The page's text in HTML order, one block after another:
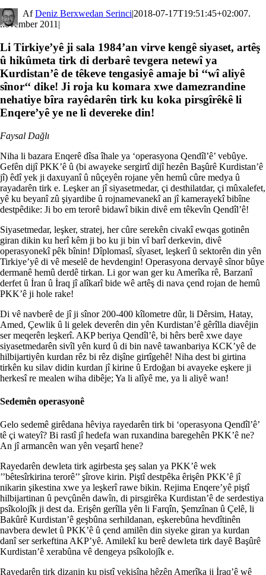
By Deniz Berxwedan Serinci|2018-07-17T19:51:45+02:007.
november 2011|
Li Tirkiye’yê ji sala 1984’an virve kengê siyaset, artêş
û hikûmeta tirk di derbarê tevgera netewî ya
Kurdistan’ê de têkeve tengasiyê amaje bi ‘‘wî aliyê
sînor‘‘ dike! Ji roja ku komara xwe damezrandine
nehatiye bîra rayêdarên tirk ku koka pirsgîrêkê li
Enqere’yê ye ne li devereke din!
Faysal Dağlı
Niha li bazara Enqerê dîsa îhale ya ‘operasyona Qendîl’ê’ vebûye.
Gefên dijî PKK’ê û (bi awayeke sergirtî dijî hezên Başûrê Kurdistan’ê
jî) êdî yek ji daxuyanî û nûçeyên rojane yên hemû cûre medya û
rayadarên tirk e. Leşker an jî siyasetmedar, çi desthilatdar, çi mûxalefet,
yê ku beyanî zû şiyardibe û rojnamevanekî an jî kamerayekî bibîne
destpêdike: Ji bo em terorê bidawî bikin divê em têkevîn Qendîl’ê!
Siyasetmedar, leşker, stratej, her cûre serekên civakî ewqas gotinên
giran dikin ku herî kêm ji bo ku ji bin vî barî derkevin, divê
operasyonekî pêk bînin! Dîplomasî, sîyaset, leşkerî û sektorên din yên
Tirkiye’yê di vê meselê de hevdengin! Operasyona dervayê sînor bûye
dermanê hemû derdê tirkan. Li gor wan ger ku Amerîka rê, Barzanî
derfet û İran û İraq jî alîkarî bide wê artêş di nava çend rojan de hemû
PKK’ê ji hole rake!
Di vê navberê de jî ji sînor 200-400 kîlometre dûr, li Dêrsim, Hatay,
Amed, Çewlik û li gelek deverên din yên Kurdistan’ê gêrîlla diavêjin
ser meqerên leşkerî. AKP beriya Qendîl’ê, bi hêrs berê xwe daye
siyasetmedarên sivîl yên kurd û di bin navê tawanbariya KCK’yê de
hilbijartiyên kurdan rêz bi rêz dişîne girtîgehê! Niha dest bi girtina
tirkên ku silav didin kurdan jî kirine û Erdoğan bi avayeke eşkere ji
herkesî re mealen wiha dibêje; Ya li alîyê me, ya li aliyê wan!
Sedemên operasyonê
Gelo sedemê girêdana hêviya rayedarên tirk bi ‘operasyona Qendîl’ê’
tê çi wateyî? Bi rastî jî hedefa wan ruxandina baregehên PKK’ê ne?
An jî armancên wan yên veşartî hene?
Rayedarên dewleta tirk agirbesta şeş salan ya PKK’ê wek
’’bêtesîrkirina terorê’’ şîrove kirin. Piştî destpêka êrişên PKK’ê jî
nikarin şikestina xwe ya leşkerî rawe bikin. Rejima Enqere’yê piştî
hilbijartinan û pevçûnên dawîn, di pirsgirêka Kurdistan’ê de serdestiya
psîkolojîk ji dest da. Erişên gerîlla yên li Farqîn, Şemzînan û Çelê, li
Bakûrê Kurdistan’ê geşbûna serhildanan, eşkerebûna hevdîtinên
navbera dewlet û PKK’ê û çend amilên din siyeke giran ya kurdan
danî ser serkeftina AKP’yê. Amilekî ku berê dewleta tirk dayê Başûrê
Kurdistan’ê xerabûna vê dengeya psîkolojîk e.
Rayedarên tirk dizanin ku piştî vekişîna hêzên Amerîka ji İraq’ê wê